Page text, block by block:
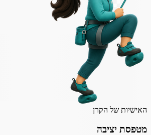
האישיות של הקרן
מטפסת יציבה